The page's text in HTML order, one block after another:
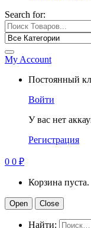
Search for:
My Account
Постоянный
Войти
У вас нет
Регистрация
0 0 ₽
Корзина пуста.
Open Close
Найти: